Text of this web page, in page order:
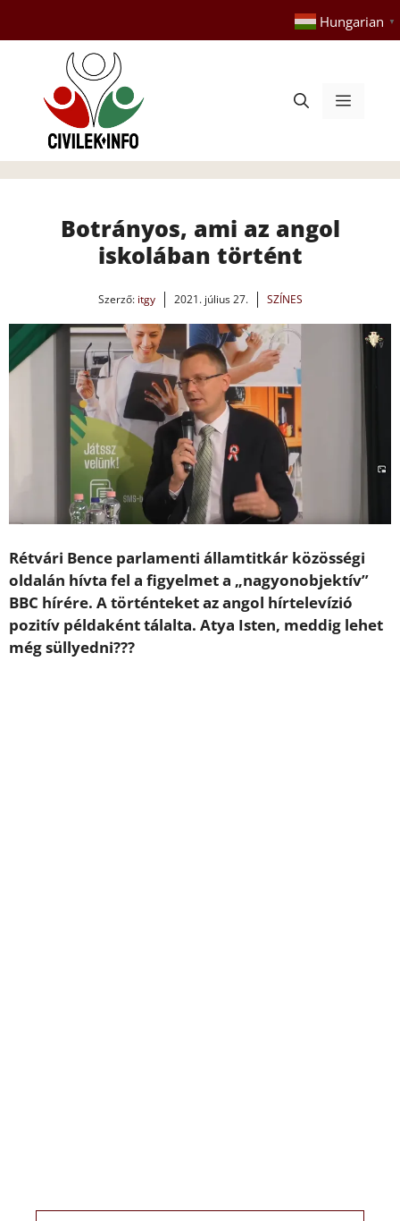
tartalomba
Hungarian ▼
Menü
Botrányos, ami az angol
iskolában történt
Szerző: itgy 2021. július 27. SZÍNES
Rétvári Bence parlamenti államtitkár közösségi
oldalán hívta fel a figyelmet a „nagyonobjektív”
BBC hírére. A történteket az angol hírtelevízió
pozitív példaként tálalta. Atya Isten, meddig lehet
még süllyedni???